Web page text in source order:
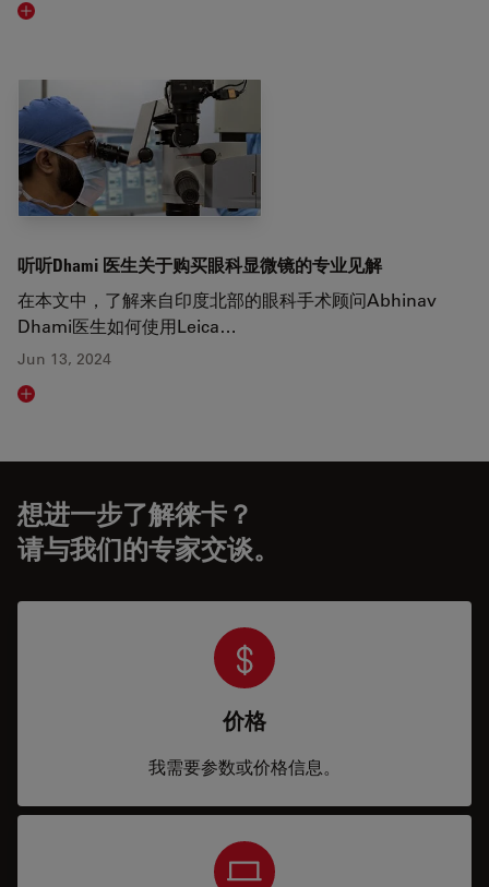
Read article
听听Dhami 医生关于购买眼科显微镜的专业见解
在本文中，了解来自印度北部的眼科手术顾问Abhinav
Dhami医生如何使用Leica…
Jun 13, 2024
Read article
想进一步了解徕卡？
请与我们的专家交谈。
价格
我需要参数或价格信息。